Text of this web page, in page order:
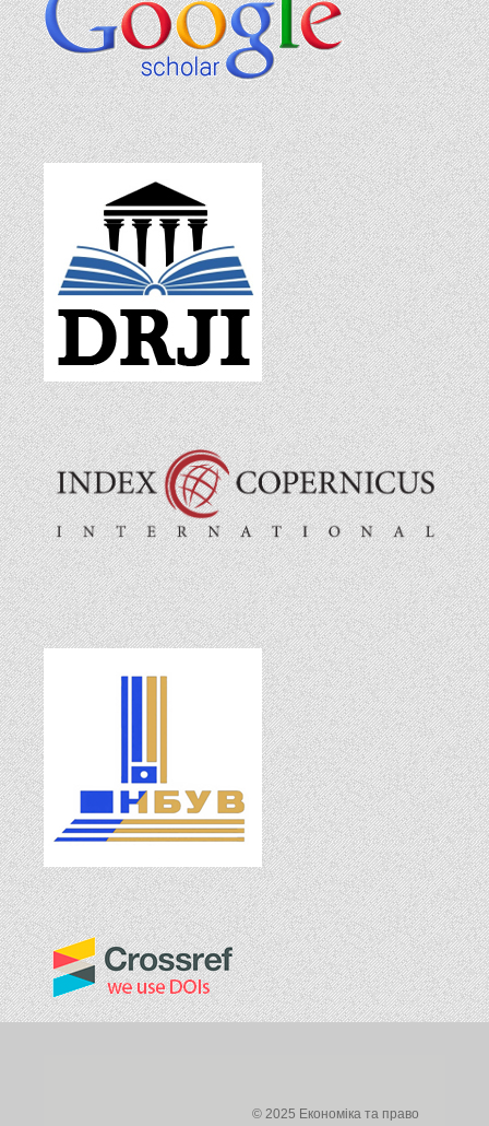
© 2025 Економіка та право